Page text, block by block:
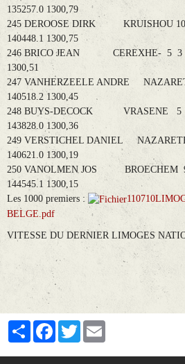
135257.0 1300,79
245 DEROOSE DIRK KRUISHOU 10
140448.1 1300,75
246 BRICO JEAN CEREXHE- 5 3
1300,51
247 VANHERZEELE ANDRE
140518.2 1300,45
248 BUYS-DECOCK VRASENE 5 2
143828.0 1300,36
249 VERSTICHEL DANIEL
140621.0 1300,19
250 VANOLMEN JOS
144545.1 1300,15
Les 1000 premiers :
BELGE.pdf
VITESSE DU DERNIER LIMOGES
PartagerFacebook
Twitter